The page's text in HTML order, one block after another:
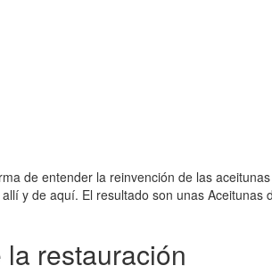
de entender la reinvención de las
y de aquí. El resultado son unas Aceitunas
restauración